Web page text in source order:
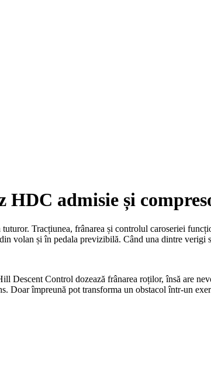
HDC admisie și
Tracțiunea, frânarea și controlul caroseriei
volan și în pedala previzibilă. Când una dintre verigi
Descent Control dozează frânarea roților, însă are
Doar împreună pot transforma un obstacol într-un